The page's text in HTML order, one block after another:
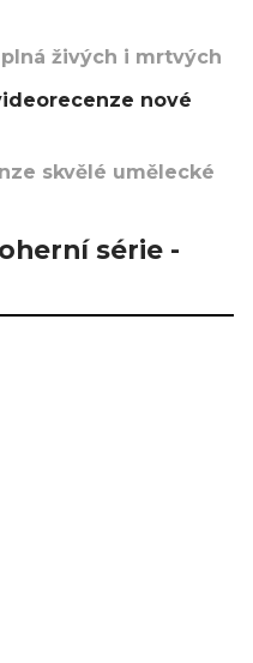
živých i mrtvých
nové
skvělé umělecké
série -